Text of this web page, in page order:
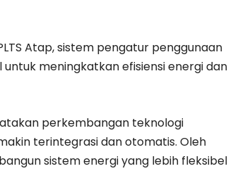
Atap, sistem pengatur penggunaan
meningkatkan efisiensi energi dan
perkembangan teknologi
terintegrasi dan otomatis. Oleh
sistem energi yang lebih fleksibel